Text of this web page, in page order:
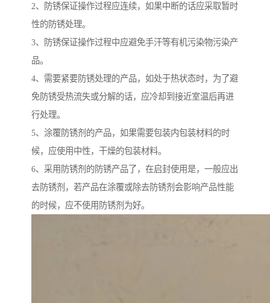
2、防锈保证操作过程应连续，如果中断的话应采取暂时
性的防锈处理。
3、防锈保证操作过程中应避免手汗等有机污染物污染产
品。
4、需要紧要防锈处理的产品，如处于热状态时，为了避
免防锈受热流失或分解的话，应冷却到接近室温后再进
行处理。
5、涂覆防锈剂的产品，如果需要包装内包装材料的时
候，应使用中性，干燥的包装材料。
6、采用防锈剂的防锈产品了，在启封使用是，一般应出
去防锈剂，若产品在涂覆或除去防锈剂会影响产品性能
的时候，应不使用防锈剂为好。